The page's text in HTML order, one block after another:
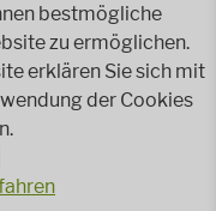
Elektroaltgeräten
bestmögliche
zu ermöglichen.
erklären Sie sich mit
der Cookies